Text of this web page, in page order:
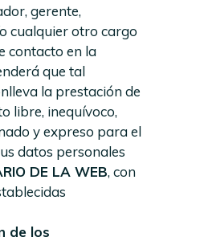
gerente,
cualquier otro cargo
contacto en la
que tal
la prestación de
libre, inequívoco,
y expreso para el
datos personales
DE LA WEB, con
de los